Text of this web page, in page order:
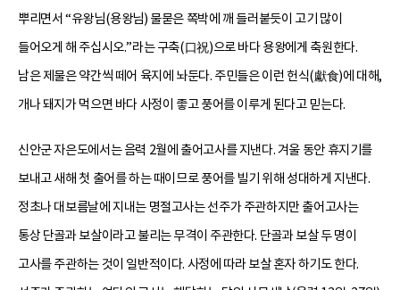
뿌리면서 “유왕님(용왕님) 물묻은 쪽박에 깨 들러붙듯이 고기 많이
들어오게 해 주십시오.”라는 구축(口祝)으로 바다 용왕에게 축원한다.
남은 제물은 약간씩 떼어 육지에 놔둔다. 주민들은 이런 헌식(獻食)에 대해,
개나 돼지가 먹으면 바다 사정이 좋고 풍어를 이루게 된다고 믿는다.
신안군 자은도에서는 음력 2월에 출어고사를 지낸다. 겨울 동안 휴지기를
보내고 새해 첫 출어를 하는 때이므로 풍어를 빌기 위해 성대하게 지낸다.
정초나 대보름날에 지내는 명절고사는 선주가 주관하지만 출어고사는
통상 단골과 보살이라고 불리는 무격이 주관한다. 단골과 보살 두 명이
고사를 주관하는 것이 일반적이다. 사정에 따라 보살 혼자 하기도 한다.